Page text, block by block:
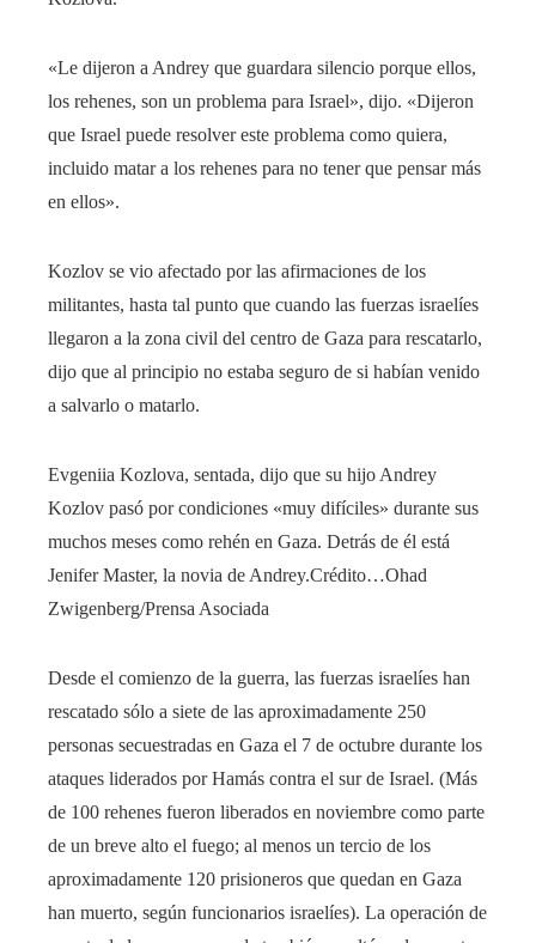
«Le dijeron a Andrey que guardara silencio porque ellos,
los rehenes, son un problema para Israel», dijo. «Dijeron
que Israel puede resolver este problema como quiera,
incluido matar a los rehenes para no tener que pensar más
en ellos».
Kozlov se vio afectado por las afirmaciones de los
militantes, hasta tal punto que cuando las fuerzas israelíes
llegaron a la zona civil del centro de Gaza para rescatarlo,
dijo que al principio no estaba seguro de si habían venido
a salvarlo o matarlo.
Evgeniia Kozlova, sentada, dijo que su hijo Andrey
Kozlov pasó por condiciones «muy difíciles» durante sus
muchos meses como rehén en Gaza. Detrás de él está
Jenifer Master, la novia de Andrey.Crédito…Ohad
Zwigenberg/Prensa Asociada
Desde el comienzo de la guerra, las fuerzas israelíes han
rescatado sólo a siete de las aproximadamente 250
personas secuestradas en Gaza el 7 de octubre durante los
ataques liderados por Hamás contra el sur de Israel. (Más
de 100 rehenes fueron liberados en noviembre como parte
de un breve alto el fuego; al menos un tercio de los
aproximadamente 120 prisioneros que quedan en Gaza
han muerto, según funcionarios israelíes). La operación de